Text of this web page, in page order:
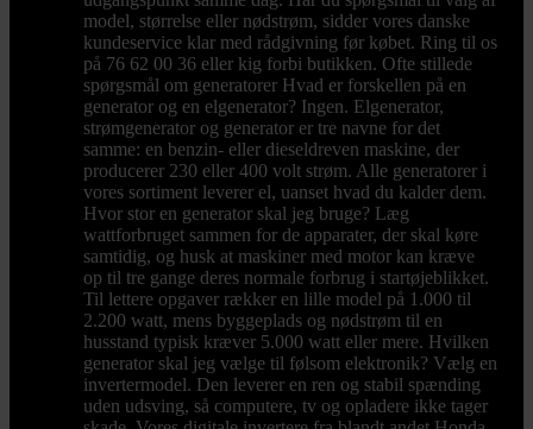
model, størrelse eller nødstrøm, sidder vores danske
kundeservice klar med rådgivning før købet. Ring til os
på 76 62 00 36 eller kig forbi butikken. Ofte stillede
spørgsmål om generatorer Hvad er forskellen på en
generator og en elgenerator? Ingen. Elgenerator,
strømgenerator og generator er tre navne for det
samme: en benzin- eller dieseldreven maskine, der
producerer 230 eller 400 volt strøm. Alle generatorer i
vores sortiment leverer el, uanset hvad du kalder dem.
Hvor stor en generator skal jeg bruge? Læg
wattforbruget sammen for de apparater, der skal køre
samtidig, og husk at maskiner med motor kan kræve
op til tre gange deres normale forbrug i startøjeblikket.
Til lettere opgaver rækker en lille model på 1.000 til
2.200 watt, mens byggeplads og nødstrøm til en
husstand typisk kræver 5.000 watt eller mere. Hvilken
generator skal jeg vælge til følsom elektronik? Vælg en
invertermodel. Den leverer en ren og stabil spænding
uden udsving, så computere, tv og opladere ikke tager